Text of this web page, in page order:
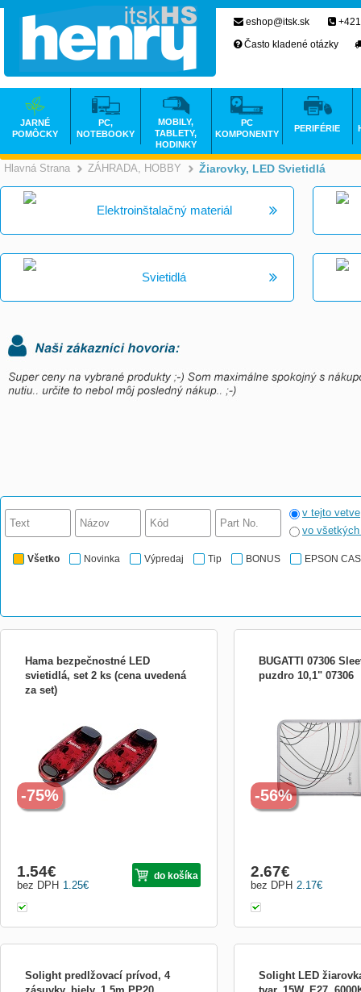
Hlavná Strana >
ZÁHRADA, HOBBY >
Žiarovky, LED Svietidlá
Elektroinštalačný materiál
Svietidlá
v tejto vetve
vo
Všetko Novinka Výpredaj Tip BONUS EPSON
Hama bezpečnostné LED
svietidlá, set 2 ks (cena uvedená
za set)
1.25€
bez DPH
1.54€ do košíka
-75%
BUGATTI 07306
puzdro 10,1" 07306
hodin a je 25x delší než
žárovek. LED žárovky
množství tepla, mohou
uvnitř, tak i venku. Počet
1.3W Patice: E...
2.17€
bez DPH
2.67€
-56%
Solight predlžovací prívod, 4
Solight LED
eshop@itsk.sk
Často kladené otázky
JARNÉ
POMÔCKY
PC,
NOTEBOOKY
MOBILY,
TABLETY,
HODINKY
PC
KOMPONENTY
PERIFÉRIE